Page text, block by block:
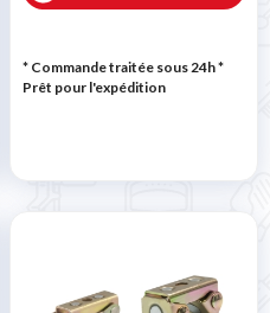
* Commande traitée sous 24h*
Prêt pour l'expédition